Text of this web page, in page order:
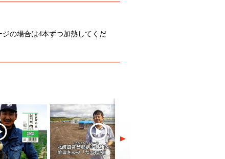
の場合は4本ずつ加熱してくだ